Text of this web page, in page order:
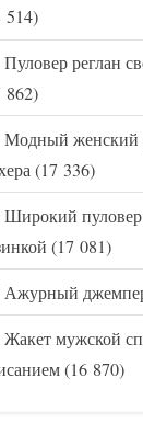
514)
Пуловер реглан
862)
Модный женский
(17 336)
Широкий пуловер
(17 081)
Ажурный
Жакет мужской
(16 870)